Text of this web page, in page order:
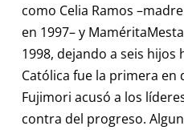
como Celia Ramos
en 1997– y
1998, dejando a seis hijos
Católica fue la primera en
Fujimori acusó a los
contra del progreso.